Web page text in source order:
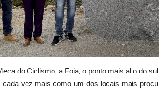
do Ciclismo, a Foia, o ponto mais alto do
cada vez mais como um dos locais mais